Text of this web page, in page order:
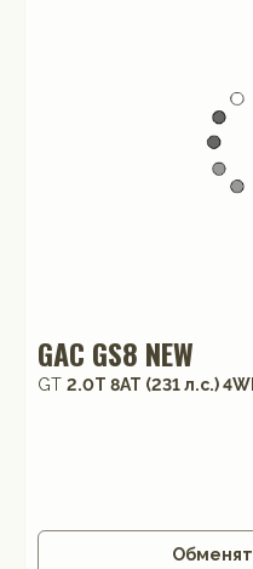
GAC GS8 NEW
GT 2.0T 8AT (231 л.с.)